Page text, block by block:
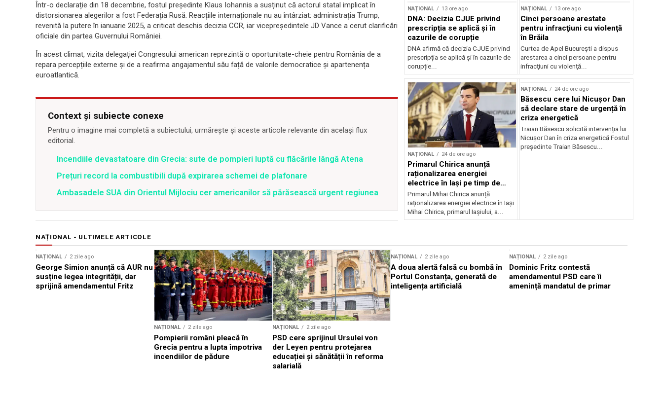
Într-o declarație din 18 decembrie, fostul președinte Klaus Iohannis a susținut că actorul statal implicat în
distorsionarea alegerilor a fost Federația Rusă. Reacțiile internaționale nu au întârziat: administrația Trump,
revenită la putere în ianuarie 2025, a criticat deschis decizia CCR, iar vicepreședintele JD Vance a cerut clarificări
oficiale din partea Guvernului României.
În acest climat, vizita delegației Congresului american reprezintă o oportunitate-cheie pentru România de a
repara percepțiile externe și de a reafirma angajamentul său față de valorile democratice și apartenența
euroatlantică.
Context și subiecte conexe
Pentru o imagine mai completă a subiectului, urmărește și aceste articole relevante din același flux
editorial.
Incendiile devastatoare din Grecia: sute de pompieri luptă cu flăcările lângă Atena
Prețuri record la combustibili după expirarea schemei de plafonare
Ambasadele SUA din Orientul Mijlociu cer americanilor să părăsească urgent regiunea
NAȚIONAL 13 ore ago
DNA: Decizia CJUE privind
prescripția se aplică și în
cazurile de corupție
DNA afirmă că decizia CJUE privind
prescripția se aplică și în cazurile de
corupție...
NAȚIONAL 13 ore ago
Cinci persoane arestate
pentru infracţiuni cu violenţă
în Brăila
Curtea de Apel Bucureşti a dispus
arestarea a cinci persoane pentru
infracţiuni cu violenţă...
NAȚIONAL 24 de ore ago
Primarul Chirica anunță
raționalizarea energiei
electrice în Iași pe timp de
noapte
Primarul Mihai Chirica anunță
raționalizarea energiei electrice în Iași
Mihai Chirica, primarul Iașiului, a...
NAȚIONAL 24 de ore ago
Băsescu cere lui Nicușor Dan
să declare stare de urgență în
criza energetică
Traian Băsescu solicită intervenția lui
Nicușor Dan în criza energetică Fostul
președinte Traian Băsescu...
NAȚIONAL - ULTIMELE ARTICOLE
NAȚIONAL 2 zile ago
George Simion anunță că AUR nu
susține legea integrității, dar
sprijină amendamentul Fritz
NAȚIONAL 2 zile ago
Pompierii români pleacă în
Grecia pentru a lupta împotriva
incendiilor de pădure
NAȚIONAL 2 zile ago
PSD cere sprijinul Ursulei von
der Leyen pentru protejarea
educației și sănătății în reforma
salarială
Sursă foto: Shutterstock
NAȚIONAL 2 zile ago
A doua alertă falsă cu bombă în
Portul Constanța, generată de
inteligența artificială
NAȚIONAL 2 zile ago
Dominic Fritz contestă
amendamentul PSD care îi
amenință mandatul de primar